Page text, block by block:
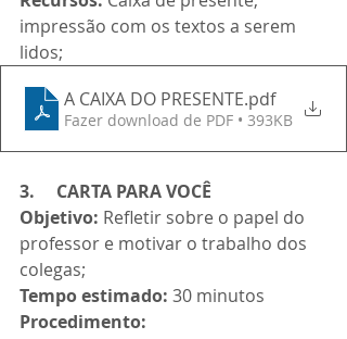
impressão com os textos a serem
lidos;
A CAIXA DO PRESENTE.pdf
Fazer download de PDF • 393KB
3.     CARTA PARA VOCÊ
Objetivo: Refletir sobre o papel do
professor e motivar o trabalho dos
colegas;
Tempo estimado: 30 minutos
Procedimento: